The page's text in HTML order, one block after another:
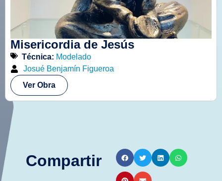
Misericordia de Jesús
Técnica: Modelado
Josué Benjamín Figueroa
Ver Obra
Compartir